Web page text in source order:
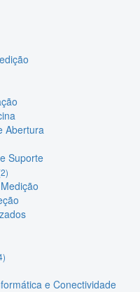
Abertura
Suporte
e Conectividade